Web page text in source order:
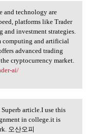
and
and technology are
platforms like Trader
and investment strategies.
computing and artificial
advanced trading
cryptocurrency market.
ai/
this
article.I use this
in college.it is
오산오피